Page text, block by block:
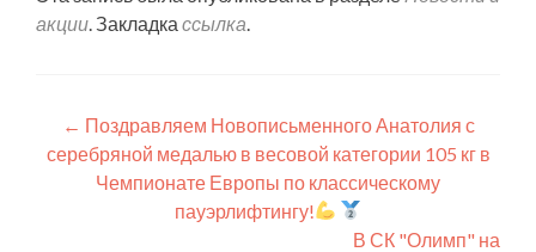
акции. Закладка ссылка.
Навигация
по
записям
← Поздравляем Новописьменного Анатолия с
серебряной медалью в весовой категории 105 кг в
Чемпионате Европы по классическому
пауэрлифтингу!
В СК "Олимп" на